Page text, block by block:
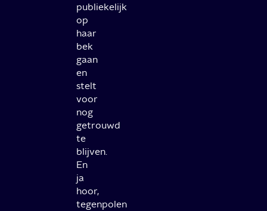
publiekelijk
op
haar
bek
gaan
en
stelt
voor
nog
getrouwd
te
blijven.
En
ja
hoor,
tegenpolen